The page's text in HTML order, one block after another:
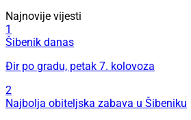
Najnovije vijesti
1
Šibenik danas
Đir po gradu, petak 7. kolovoza
2
Najbolja obiteljska zabava u Šibeniku